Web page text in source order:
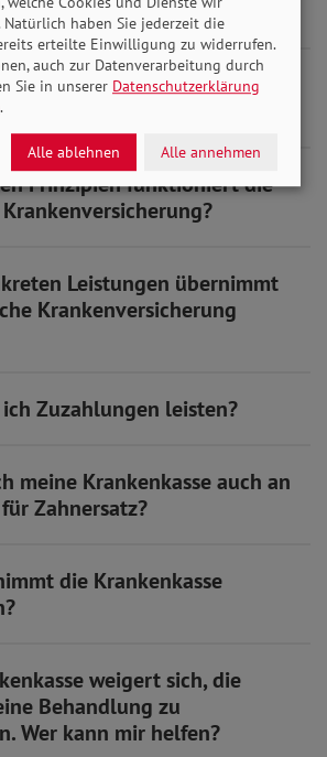
sich die gesetzliche
Prinzipien funktioniert die
Leistungen übernimmt
Krankenversicherung
ich Zuzahlungen leisten?
meine Krankenkasse auch an
Zahnersatz?
die Krankenkasse
weigert sich, die
Behandlung zu
Wer kann mir helfen?
haben Sie jederzeit die
erteilte Einwilligung zu widerrufen.
auch zur Datenverarbeitung durch
Sie in unserer Datenschutzerklärung
.
Alle ablehnen Alle annehmen